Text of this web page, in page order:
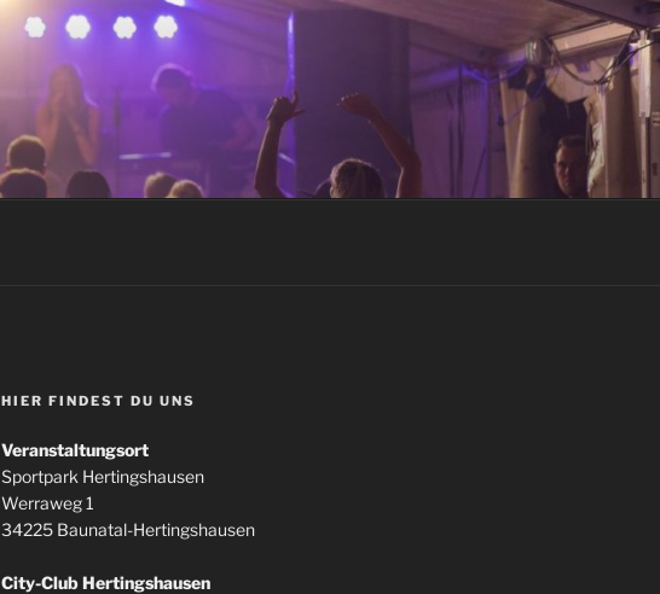
HIER FINDEST DU UNS
Veranstaltungsort
Sportpark Hertingshausen
Werraweg 1
34225 Baunatal-Hertingshausen
City-Club Hertingshausen